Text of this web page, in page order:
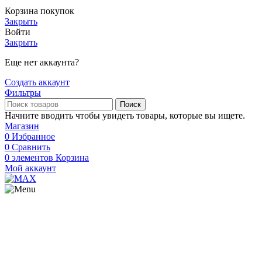
Корзина покупок
Закрыть
Войти
Закрыть
Еще нет аккаунта?
Создать аккаунт
Фильтры
Поиск
Начните вводить чтобы увидеть товары, которые вы ищете.
Магазин
0 Избранное
0 Сравнить
0 элементов Корзина
Мой аккаунт